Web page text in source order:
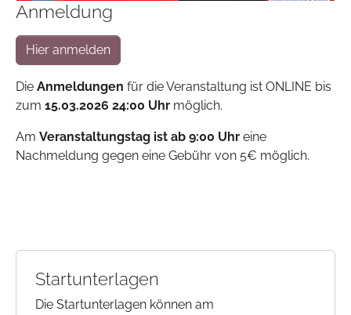
Anmeldung
Hier anmelden
Die Anmeldungen für die Veranstaltung ist ONLINE bis
zum 15.03.2026 24:00 Uhr möglich.
Am Veranstaltungstag ist ab 9:00 Uhr eine
Nachmeldung gegen eine Gebühr von 5€ möglich.
Startunterlagen
Die Startunterlagen können am